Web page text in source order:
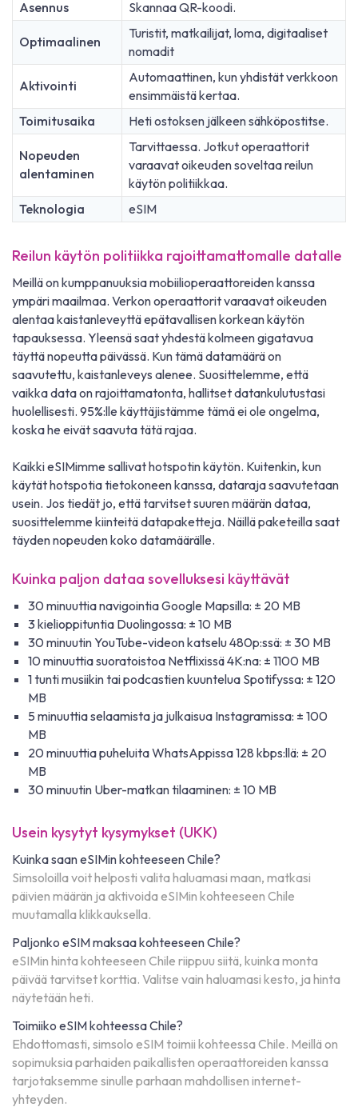
Asennus Skannaa QR-koodi.
Optimaalinen
Turistit, matkailijat, loma, digitaaliset
nomadit
Aktivointi
Automaattinen, kun yhdistät verkkoon
ensimmäistä kertaa.
Toimitusaika
Heti ostoksen jälkeen sähköpostitse.
Nopeuden
alentaminen
Tarvittaessa. Jotkut operaattorit
varaavat oikeuden soveltaa reilun
käytön politiikkaa.
Teknologia
eSIM
Reilun käytön politiikka rajoittamattomalle datalle
Meillä on kumppanuuksia mobiilioperaattoreiden kanssa
ympäri maailmaa. Verkon operaattorit varaavat oikeuden
alentaa kaistanleveyttä epätavallisen korkean käytön
tapauksessa. Yleensä saat yhdestä kolmeen gigatavua
täyttä nopeutta päivässä. Kun tämä datamäärä on
saavutettu, kaistanleveys alenee. Suosittelemme, että
vaikka data on rajoittamatonta, hallitset datankulutustasi
huolellisesti. 95%:lle käyttäjistämme tämä ei ole ongelma,
koska he eivät saavuta tätä rajaa.
Kaikki eSIMimme sallivat hotspotin käytön. Kuitenkin, kun
käytät hotspotia tietokoneen kanssa, dataraja saavutetaan
usein. Jos tiedät jo, että tarvitset suuren määrän dataa,
suosittelemme kiinteitä datapaketteja. Näillä paketeilla saat
täyden nopeuden koko datamäärälle.
Kuinka paljon dataa sovelluksesi käyttävät
30 minuuttia navigointia Google Mapsilla: ± 20 MB
3 kielioppituntia Duolingossa: ± 10 MB
30 minuutin YouTube-videon katselu 480p:ssä: ± 30 MB
10 minuuttia suoratoistoa Netflixissä 4K:na: ± 1100 MB
1 tunti musiikin tai podcastien kuuntelua Spotifyssa: ± 120
MB
5 minuuttia selaamista ja julkaisua Instagramissa: ± 100
MB
20 minuuttia puheluita WhatsAppissa 128 kbps:llä: ± 20
MB
30 minuutin Uber-matkan tilaaminen: ± 10 MB
Usein kysytyt kysymykset (UKK)
Kuinka saan eSIMin kohteeseen Chile?
Simsoloilla voit helposti valita haluamasi maan, matkasi
päivien määrän ja aktivoida eSIMin kohteeseen Chile
muutamalla klikkauksella.
Paljonko eSIM maksaa kohteeseen Chile?
eSIMin hinta kohteeseen Chile riippuu siitä, kuinka monta
päivää tarvitset korttia. Valitse vain haluamasi kesto, ja hinta
näytetään heti.
Toimiiko eSIM kohteessa Chile?
Ehdottomasti, simsolo eSIM toimii kohteessa Chile. Meillä on
sopimuksia parhaiden paikallisten operaattoreiden kanssa
tarjotaksemme sinulle parhaan mahdollisen internet-
yhteyden.